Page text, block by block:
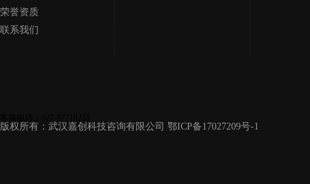
荣誉资质
联系我们
版权所有：武汉嘉创科技咨询有限公司 鄂ICP备17027209号-1